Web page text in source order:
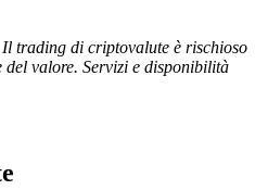
trading di criptovalute è rischioso
valore. Servizi e disponibilità